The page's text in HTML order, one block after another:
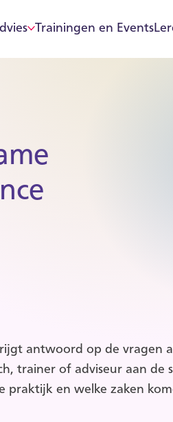
Trainingen en Events
antwoord op de vragen
trainer of adviseur aan de
praktijk en welke zaken